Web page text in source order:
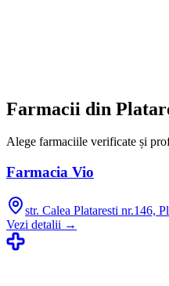
Farmacii din
Alege farmaciile verificate și
Farmacia Vio
str. Calea Plataresti nr.146,
Vezi detalii →